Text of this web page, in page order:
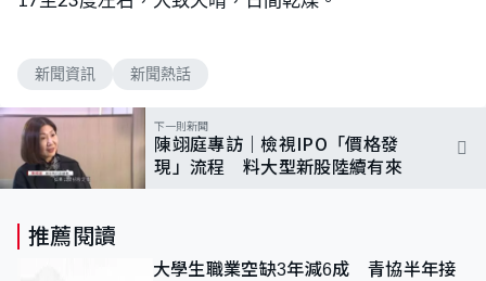
新聞資訊 新聞熱話
下一則新聞
陳翊庭專訪｜檢視IPO「價格發
現」流程 料大型新股陸續有來
推薦閱讀
大學生職業空缺3年減6成 青協半年接